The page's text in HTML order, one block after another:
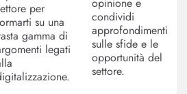
per
su una
gamma di
legati
condividi
approfondimenti
sulle sfide e le
opportunità del
settore.